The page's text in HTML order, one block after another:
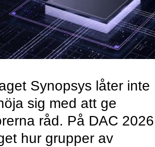
Synopsys låter inte
sig med att ge
råd. På DAC 2026
hur grupper av